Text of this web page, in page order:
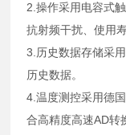
2.操作采用电容式
抗射频干扰、使用寿
3.历史数据存储采
历史数据。
4.温度测控采用德
合高精度高速AD转